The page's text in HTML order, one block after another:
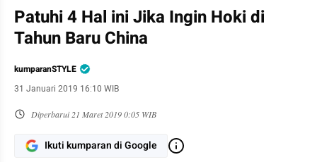
Patuhi 4 Hal ini Jika Ingin Hoki di
Tahun Baru China
kumparanSTYLE
31 Januari 2019 16:10 WIB
Diperbarui21 Maret 2019 0:05 WIB
Ikuti kumparan di Google